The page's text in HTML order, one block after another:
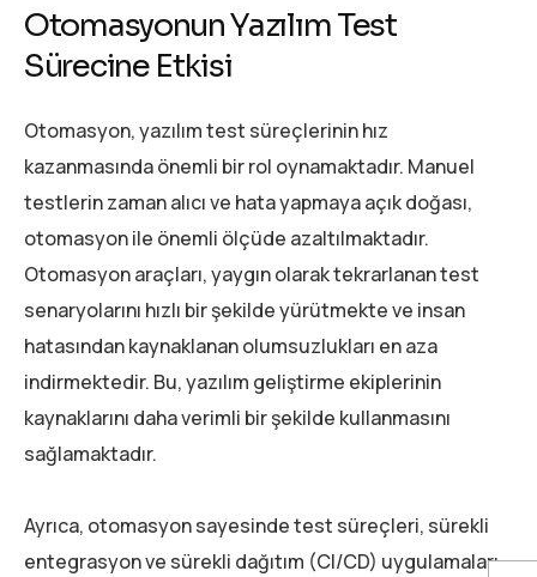
Otomasyonun Yazılım Test
Sürecine Etkisi
Otomasyon, yazılım test süreçlerinin hız
kazanmasında önemli bir rol oynamaktadır. Manuel
testlerin zaman alıcı ve hata yapmaya açık doğası,
otomasyon ile önemli ölçüde azaltılmaktadır.
Otomasyon araçları, yaygın olarak tekrarlanan test
senaryolarını hızlı bir şekilde yürütmekte ve insan
hatasından kaynaklanan olumsuzlukları en aza
indirmektedir. Bu, yazılım geliştirme ekiplerinin
kaynaklarını daha verimli bir şekilde kullanmasını
sağlamaktadır.
Ayrıca, otomasyon sayesinde test süreçleri, sürekli
entegrasyon ve sürekli dağıtım (CI/CD) uygulamaları